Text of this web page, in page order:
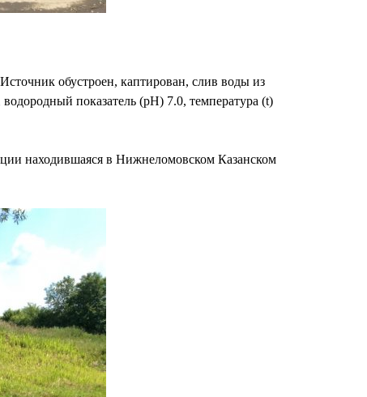
обустроен, каптирован, слив воды из
показатель (pH) 7.0, температура (t)
находившаяся в Нижнеломовском Казанском